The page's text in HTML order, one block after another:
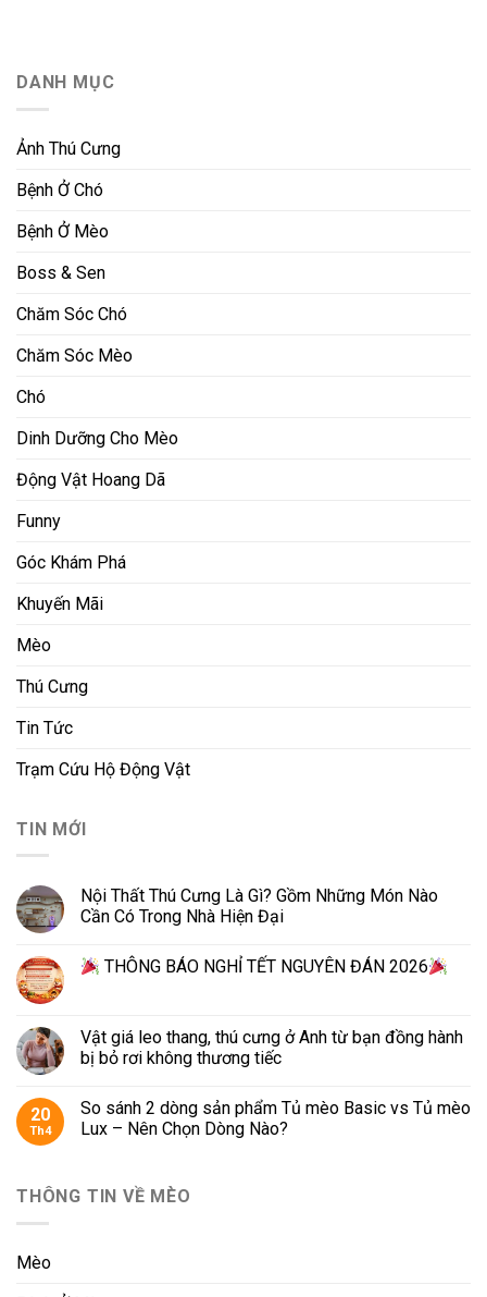
DANH MỤC
Ảnh Thú Cưng
Bệnh Ở Chó
Bệnh Ở Mèo
Boss & Sen
Chăm Sóc Chó
Chăm Sóc Mèo
Chó
Dinh Dưỡng Cho Mèo
Động Vật Hoang Dã
Funny
Góc Khám Phá
Khuyến Mãi
Mèo
Thú Cưng
Tin Tức
Trạm Cứu Hộ Động Vật
TIN MỚI
Nội Thất Thú Cưng Là Gì? Gồm Những Món Nào
Cần Có Trong Nhà Hiện Đại
THÔNG BÁO NGHỈ TẾT NGUYÊN ĐÁN 2026
Vật giá leo thang, thú cưng ở Anh từ bạn đồng hành
bị bỏ rơi không thương tiếc
20
Th4
So sánh 2 dòng sản phẩm Tủ mèo Basic vs Tủ mèo
Lux – Nên Chọn Dòng Nào?
THÔNG TIN VỀ MÈO
Mèo